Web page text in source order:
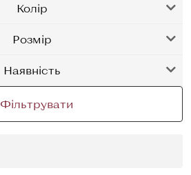
Колір
Розмір
Наявність
Фільтрувати